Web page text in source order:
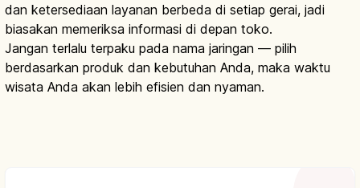
dan ketersediaan layanan berbeda di setiap gerai, jadi
biasakan memeriksa informasi di depan toko.
Jangan terlalu terpaku pada nama jaringan — pilih
berdasarkan produk dan kebutuhan Anda, maka waktu
wisata Anda akan lebih efisien dan nyaman.